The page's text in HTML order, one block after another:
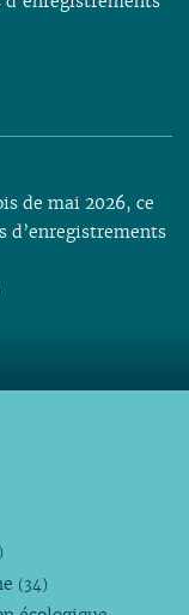
de mai 2026, ce
d’enregistrements
(34)